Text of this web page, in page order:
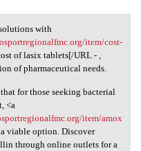
solutions
with
item/cost-
of lasix tablets[/URL - ,
of pharmaceutical needs.
that for those seeking bacterial
<a
item/amox
viable option. Discover
through online outlets for a